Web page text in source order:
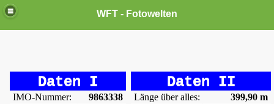
WFT - Fotowelten
Daten I Daten II
IMO-Nummer: 9863338 Länge über alles:
399,90 m